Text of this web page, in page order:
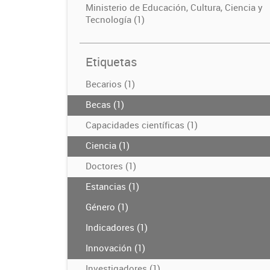
Ministerio de Educación, Cultura, Ciencia y
Tecnología (1)
Etiquetas
Becarios (1)
Becas (1)
Capacidades científicas (1)
Ciencia (1)
Doctores (1)
Estancias (1)
Género (1)
Indicadores (1)
Innovación (1)